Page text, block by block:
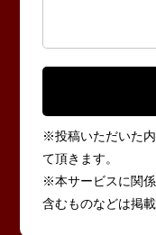
※投稿いただいた
て頂きます。
※本サービスに関
含むものなどは掲